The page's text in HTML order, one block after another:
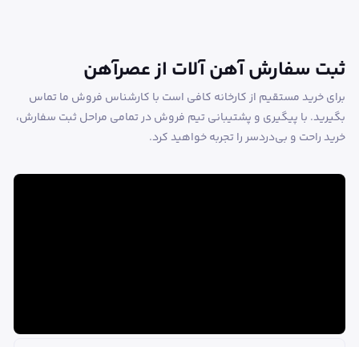
ثبت سفارش آهن آلات از عصرآهن
برای خرید مستقیم از کارخانه کافی است با کارشناس فروش ما تماس
بگیرید. با پیگیری و پشتیبانی تیم فروش در تمامی مراحل ثبت سفارش،
خرید راحت و بی‌دردسر را تجربه خواهید کرد.